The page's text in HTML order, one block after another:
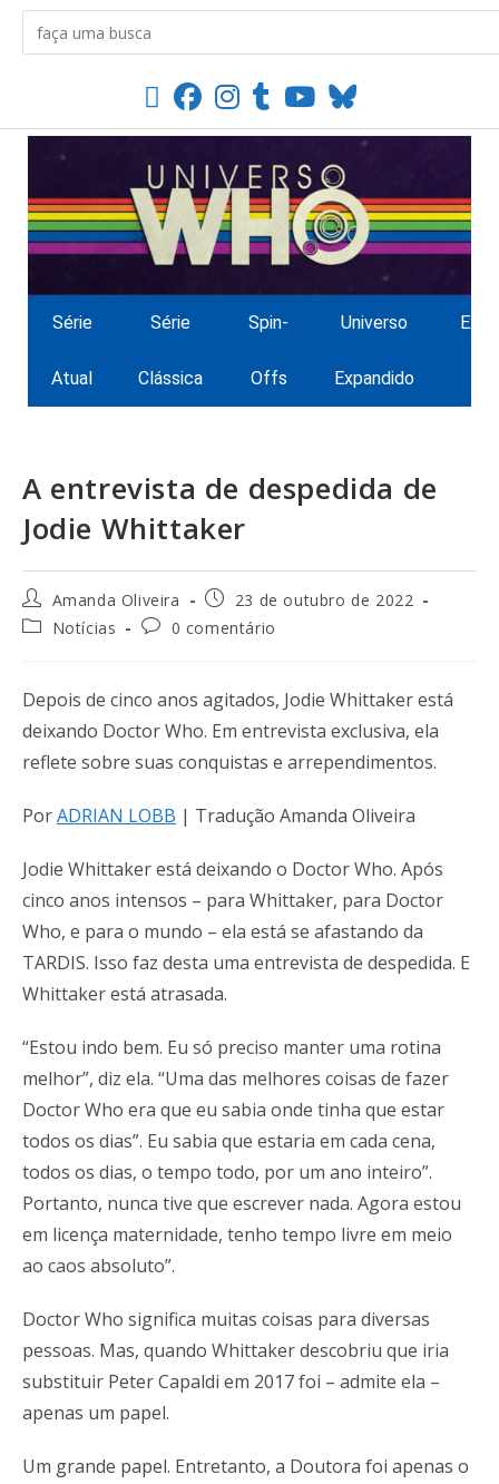
Série
Atual
Série
Clássica
Spin-
Offs
Universo
Expandido
A entrevista de despedida de
Jodie Whittaker
Amanda Oliveira
23 de outubro de 2022
Notícias
0 comentário
Depois de cinco anos agitados, Jodie Whittaker está
deixando Doctor Who. Em entrevista exclusiva, ela
reflete sobre suas conquistas e arrependimentos.
PorADRIAN LOBB | Tradução Amanda Oliveira
Jodie Whittaker está deixando o Doctor Who. Após
cinco anos intensos – para Whittaker, para Doctor
Who, e para o mundo – ela está se afastando da
TARDIS. Isso faz desta uma entrevista de despedida. E
Whittaker está atrasada.
“Estou indo bem. Eu só preciso manter uma rotina
melhor”, diz ela. “Uma das melhores coisas de fazer
Doctor Who era que eu sabia onde tinha que estar
todos os dias”. Eu sabia que estaria em cada cena,
todos os dias, o tempo todo, por um ano inteiro”.
Portanto, nunca tive que escrever nada. Agora estou
em licença maternidade, tenho tempo livre em meio
ao caos absoluto”.
Doctor Who significa muitas coisas para diversas
pessoas. Mas, quando Whittaker descobriu que iria
substituir Peter Capaldi em 2017 foi – admite ela –
apenas um papel.
Um grande papel. Entretanto, a Doutora foi apenas o